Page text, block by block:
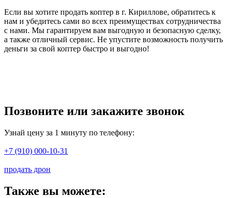
Если вы хотите продать коптер в г. Кириллове, обратитесь к
нам и убедитесь сами во всех преимуществах сотрудничества
с нами. Мы гарантируем вам выгодную и безопасную сделку,
а также отличный сервис. Не упустите возможность получить
деньги за свой коптер быстро и выгодно!
Позвоните или закажите звонок
Узнай цену за 1 минуту по телефону:
+7 (910) 000-10-31
продать дрон
Также вы можете: